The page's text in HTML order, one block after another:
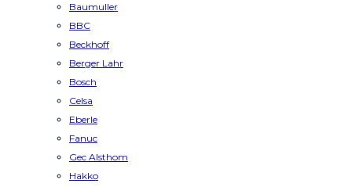
Baumuller
BBC
Beckhoff
Berger Lahr
Bosch
Celsa
Eberle
Fanuc
Gec Alsthom
Hakko